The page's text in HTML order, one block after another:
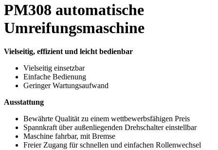
PM308 automatische
Umreifungsmaschine
Vielseitig, effizient und leicht bedienbar
Vielseitig einsetzbar
Einfache Bedienung
Geringer Wartungsaufwand
Ausstattung
Bewährte Qualität zu einem wettbewerbsfähigen Preis
Spannkraft über außenliegenden Drehschalter einstellbar
Maschine fahrbar, mit Bremse
Freier Zugang für schnellen und einfachen Rollenwechsel